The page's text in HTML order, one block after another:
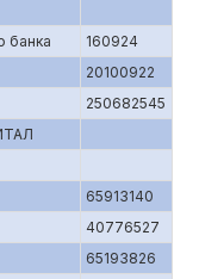
банка
160924
20100922
250682545
65913140
40776527
65193826